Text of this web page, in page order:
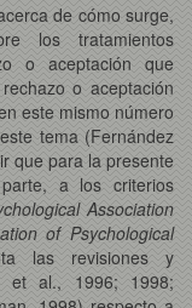
de cómo surge,
los tratamientos
o aceptación que
o aceptación
este mismo número
tema (Fernández
que para la presente
a los criterios
Association
of Psychological
las revisiones y
et al., 1996; 1998;